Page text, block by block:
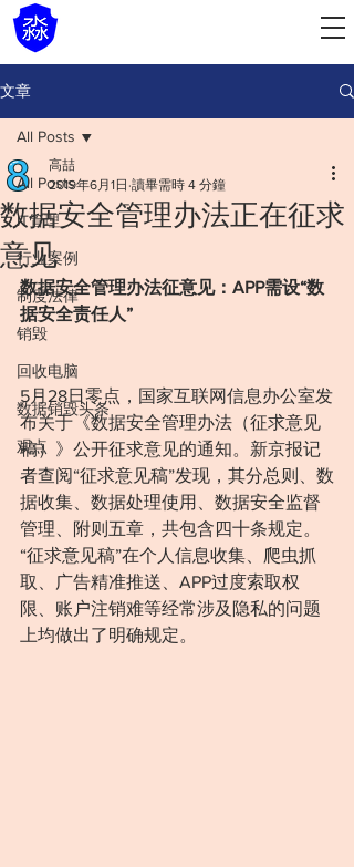
文章
All Posts
IT管理
行业案例
制度法律
销毁
回收电脑
数据销毁头条
观点
All Posts
数据安全管理办法正在征求
意见
高喆
2019年6月1日 讀畢需時 4 分鐘
数据安全管理办法征意见：APP需设“数
据安全责任人”
5月28日零点，国家互联网信息办公室发
布关于《数据安全管理办法（征求意见
稿）》公开征求意见的通知。新京报记
者查阅“征求意见稿”发现，其分总则、数
据收集、数据处理使用、数据安全监督
管理、附则五章，共包含四十条规定。
“征求意见稿”在个人信息收集、爬虫抓
取、广告精准推送、APP过度索取权
限、账户注销难等经常涉及隐私的问题
上均做出了明确规定。